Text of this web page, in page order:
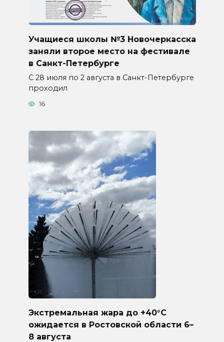
Учащиеся школы №3 Новочеркасска
заняли второе место на фестивале
в Санкт-Петербурге
С 28 июля по 2 августа в Санкт-Петербурге
проходил
16
Экстремальная жара до +40°C
ожидается в Ростовской области 6–
8 августа